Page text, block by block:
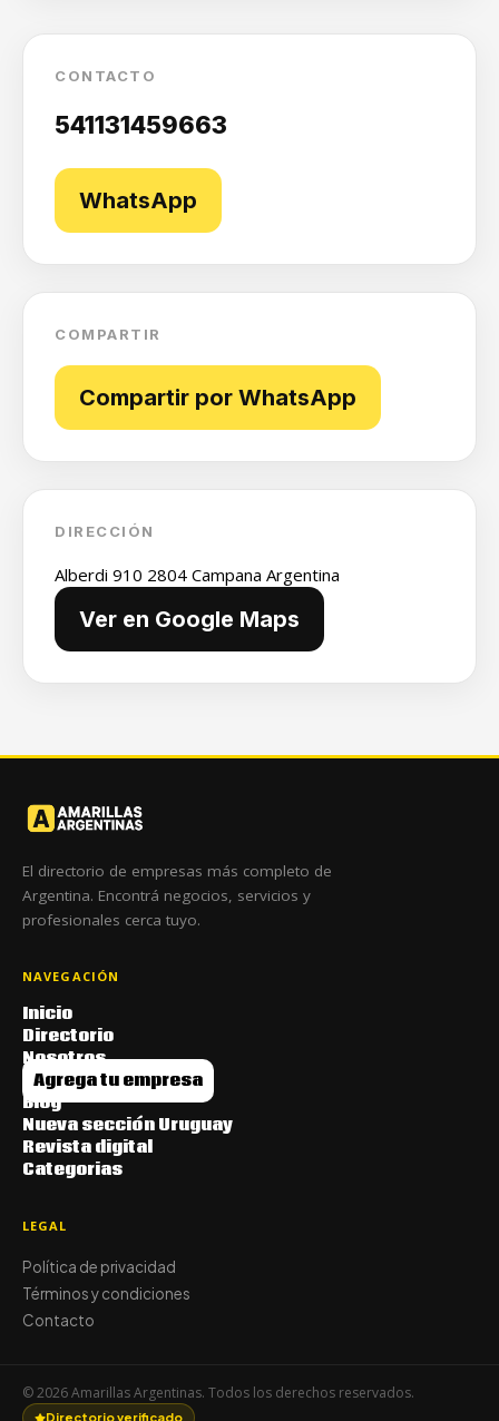
CONTACTO
541131459663
WhatsApp
COMPARTIR
Compartir por WhatsApp
DIRECCIÓN
Alberdi 910 2804 Campana Argentina
Ver en Google Maps
El directorio de empresas más completo de
Argentina. Encontrá negocios, servicios y
profesionales cerca tuyo.
NAVEGACIÓN
Inicio
Directorio
Nosotros
Agrega tu empresa
Blog
Nueva sección Uruguay
Revista digital
Categorias
LEGAL
Política de privacidad
Términos y condiciones
Contacto
© 2026 Amarillas Argentinas. Todos los derechos reservados.
Directorio verificado